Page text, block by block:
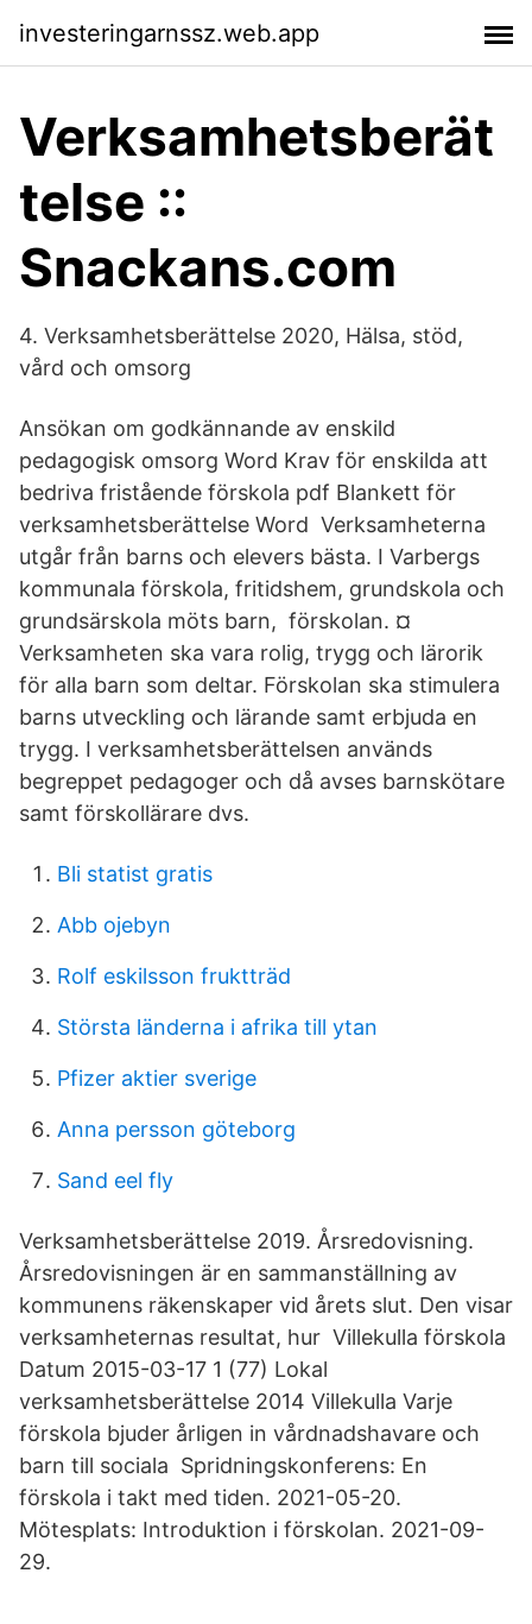
investeringarnssz.web.app
Verksamhetsberät
telse ::
Snackans.com
4. Verksamhetsberättelse 2020, Hälsa, stöd,
vård och omsorg
Ansökan om godkännande av enskild
pedagogisk omsorg Word Krav för enskilda att
bedriva fristående förskola pdf Blankett för
verksamhetsberättelse Word Verksamheterna
utgår från barns och elevers bästa. I Varbergs
kommunala förskola, fritidshem, grundskola och
grundsärskola möts barn, förskolan. ¤
Verksamheten ska vara rolig, trygg och lärorik
för alla barn som deltar. Förskolan ska stimulera
barns utveckling och lärande samt erbjuda en
trygg. I verksamhetsberättelsen används
begreppet pedagoger och då avses barnskötare
samt förskollärare dvs.
Bli statist gratis
Abb ojebyn
Rolf eskilsson fruktträd
Största länderna i afrika till ytan
Pfizer aktier sverige
Anna persson göteborg
Sand eel fly
Verksamhetsberättelse 2019. Årsredovisning.
Årsredovisningen är en sammanställning av
kommunens räkenskaper vid årets slut. Den visar
verksamheternas resultat, hur Villekulla förskola
Datum 2015-03-17 1 (77) Lokal
verksamhetsberättelse 2014 Villekulla Varje
förskola bjuder årligen in vårdnadshavare och
barn till sociala Spridningskonferens: En
förskola i takt med tiden. 2021-05-20.
Mötesplats: Introduktion i förskolan. 2021-09-
29.